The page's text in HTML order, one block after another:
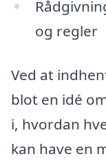
og regler
Ved at
blot en idé
i, hvordan
kan have en